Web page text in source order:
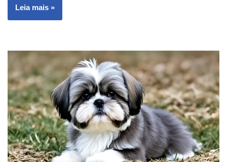
Leia mais »